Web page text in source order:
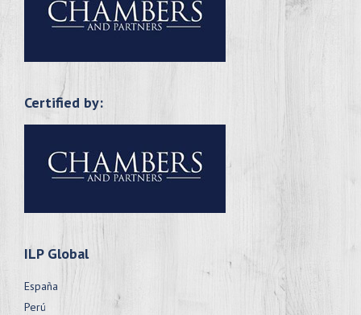
Certified by:
ILP Global
España
Perú